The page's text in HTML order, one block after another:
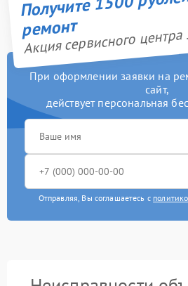
ремонт
Акция сервисного
При оформлении заявки на
сайт,
действует персональная
Отправляя, Вы соглашаетесь с